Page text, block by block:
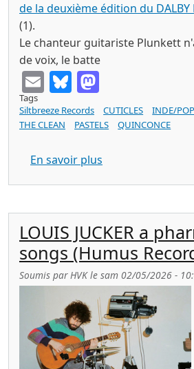
de la deuxième édition du DALBY
(1).
Le chanteur guitariste Plunkett
de voix, le batte
EmailBluesky
Tags
Siltbreeze Records
CUTICLES INDE/POP
THE CLEAN
PASTELS QUINCONCE
En savoir plus
LOUIS JUCKER a
songs (Humus
Soumis parHVKle sam 02/05/2026 -